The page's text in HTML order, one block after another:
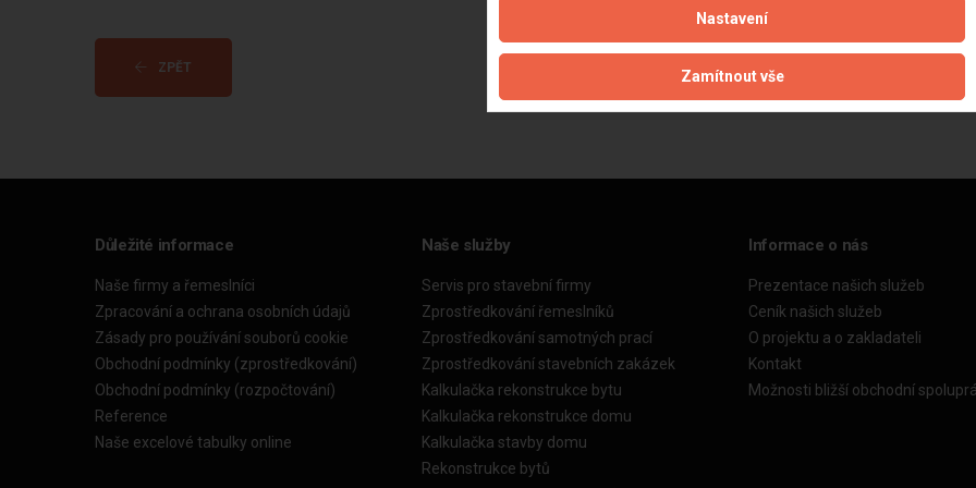
ZPĚT Aktualizováno z portálu ARES dne 31.12.2023 22:30:14
Důležité informace
Naše firmy a řemeslníci
Zpracování a ochrana osobních údajů
Zásady pro používání souborů cookie
Obchodní podmínky (zprostředkování)
Obchodní podmínky (rozpočtování)
Reference
Naše excelové tabulky online
Naše služby
Servis pro stavební firmy
Zprostředkování řemeslníků
Zprostředkování samotných prací
Zprostředkování stavebních zakázek
Kalkulačka rekonstrukce bytu
Kalkulačka rekonstrukce domu
Kalkulačka stavby domu
Rekonstrukce bytů
Informace o nás
Prezentace našich služeb
Ceník našich služeb
O projektu a o zakladateli
Kontakt
Možnosti bližší obchodní
Nastavení
Zamítnout vše